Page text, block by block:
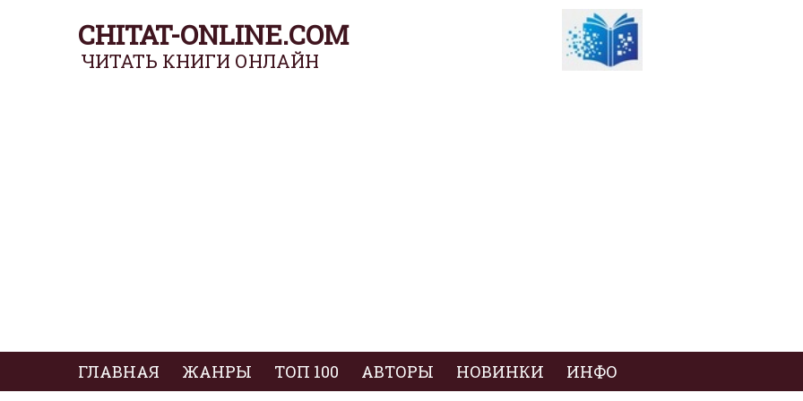
CHITAT-ONLINE.COM
ЧИТАТЬ КНИГИ ОНЛАЙН
ГЛАВНАЯ ЖАНРЫ ТОП 100 АВТОРЫ НОВИНКИ ИНФО